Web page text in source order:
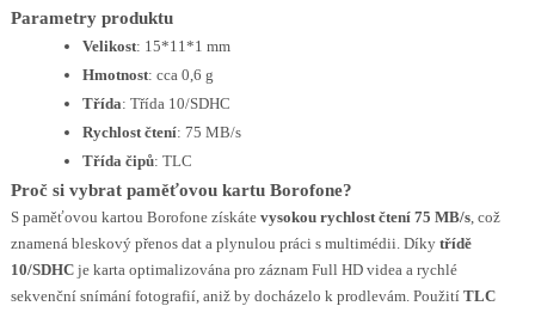
Parametry produktu
Velikost: 15*11*1 mm
Hmotnost: cca 0,6 g
Třída: Třída 10/SDHC
Rychlost čtení: 75 MB/s
Třída čipů: TLC
Proč si vybrat paměťovou kartu Borofone?
S paměťovou kartou Borofone získáte vysokou rychlost čtení 75 MB/s, což
znamená bleskový přenos dat a plynulou práci s multimédii. Díky třídě
10/SDHCje karta optimalizována pro záznam Full HD videa a rychlé
sekvenční snímání fotografií, aniž by docházelo k prodlevám. Použití TLC